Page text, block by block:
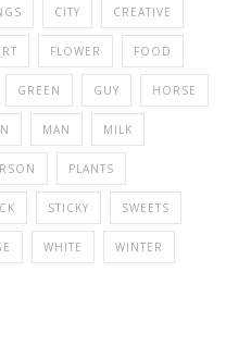
CITY CREATIVE
FLOWER FOOD
GREEN GUY HORSE
MAN MILK
PLANTS
STICKY SWEETS
WHITE WINTER